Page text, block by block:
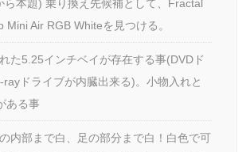
ら本題) 乗り換え先候補として、Fractal
Mini Air RGB Whiteを見つける。
た5.25インチベイが存在する事(DVDド
rayドライブが内臓出来る)。小物入れと
ある事
内部まで白、足の部分まで白！白色で可